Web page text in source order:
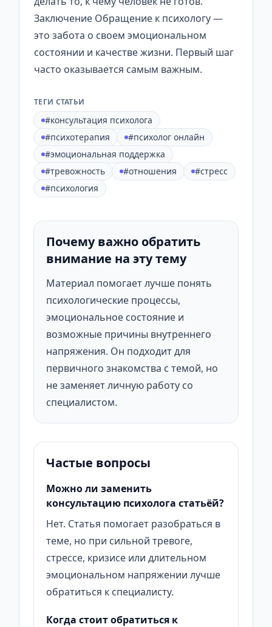
Заключение Обращение к психологу —
это забота о своем эмоциональном
состоянии и качестве жизни. Первый шаг
часто оказывается самым важным.
ТЕГИ СТАТЬИ
#консультация психолога
#психотерапия
#психолог онлайн
#эмоциональная поддержка
#тревожность
#отношения
#стресс
#психология
Почему важно обратить
внимание на эту тему
Материал помогает лучше понять
психологические процессы,
эмоциональное состояние и
возможные причины внутреннего
напряжения. Он подходит для
первичного знакомства с темой, но
не заменяет личную работу со
специалистом.
Частые вопросы
Можно ли заменить
консультацию психолога статьёй?
Нет. Статья помогает разобраться в
теме, но при сильной тревоге,
стрессе, кризисе или длительном
эмоциональном напряжении лучше
обратиться к специалисту.
Когда стоит обратиться к